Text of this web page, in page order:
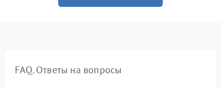
FAQ. Ответы на вопросы